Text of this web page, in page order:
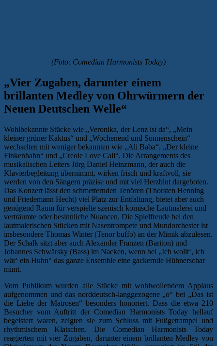
(Foto: Comedian Harmonists Today)
„Vier Zugaben, darunter einem
brillanten Medley von Ohrwürmern der
Neuen Deutschen Welle“
Wohlbekannte Stücke wie „Veronika, der Lenz ist da“, „Mein
kleiner grüner Kaktus“ und „Wochenend und Sonnenschein“
wechselten mit weniger bekannten wie „Ali Baba“, „Der kleine
Finkenhahn“ und „Creole Love Call“. Die Arrangements des
musikalischen Leiters Jörg Daniel Heinzmann, der auch die
Klavierbegleitung übernimmt, wirken frisch und kraftvoll, sie
werden von den Sängern präzise und mit viel Herzblut dargeboten.
Das Konzert lässt den schmetternden Tenören (Thorsten Henning
und Friedemann Hecht) viel Platz zur Entfaltung, bietet aber auch
genügend Raum für verspielte szenisch komische Lautmalerei und
verträumte oder besinnliche Nuancen. Die Spielfreude bei den
lautmalerischen Stücken mit Nasentrompete und Mundorchester ist
insbesondere Thomas Winter (Tenor buffo) an der Mimik abzulesen.
Der Schalk sitzt aber auch Alexander Franzen (Bariton) und
Johannes Schwärsky (Bass) im Nacken, wenn bei „Ich wollt‘, ich
wär‘ ein Huhn“ das ganze Ensemble eine gackernde Hühnerschar
mimt.
Vom Publikum wurden alle Stücke mit wohlwollendem Applaus
aufgenommen und das norddeutsch-langgezogene „o“ bei „Das ist
die Liebe der Matrosen“ besonders honoriert. Dass die etwa 210
Besucher vom Auftritt der Comedian Harmonists Today hellauf
begeistert waren, zeigten sie zum Schluss mit Fußgetrampel und
rhythmischem Klatschen. Die Comedian Harmonists Today
reagierten mit vier Zugaben, darunter einem brillanten Medley von